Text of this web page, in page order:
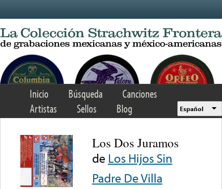
Inicio Búsqueda
Canciones
Artistas
Sellos Blog Español
Los Dos Juramos
de Los Hijos Sin
Padre De Villa